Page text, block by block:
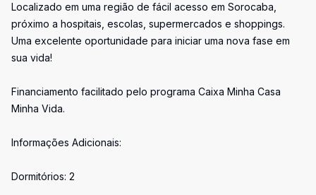
Localizado em uma região de fácil acesso em Sorocaba,
próximo a hospitais, escolas, supermercados e shoppings.
Uma excelente oportunidade para iniciar uma nova fase em
sua vida!
Financiamento facilitado pelo programa Caixa Minha Casa
Minha Vida.
Informações Adicionais:
Dormitórios: 2